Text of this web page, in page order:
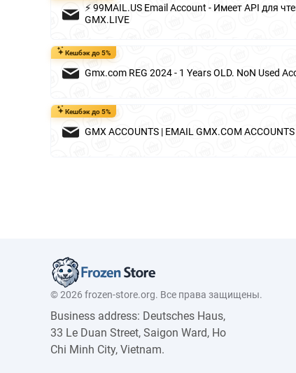
⚡ 99MAIL.US Email Account - Имеет API для
GMX.LIVE
Кешбэк до 5%
Gmx.com REG 2024 - 1 Years OLD. NoN Used
Кешбэк до 5%
GMX ACCOUNTS | EMAIL GMX.COM
© 2026 frozen-store.org. Все права защищены.
Business address: Deutsches Haus,
33 Le Duan Street, Saigon Ward, Ho
Chi Minh City, Vietnam.